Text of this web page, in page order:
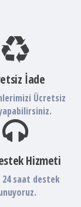
İade
Ücretsiz
Hizmeti
24 saat destek